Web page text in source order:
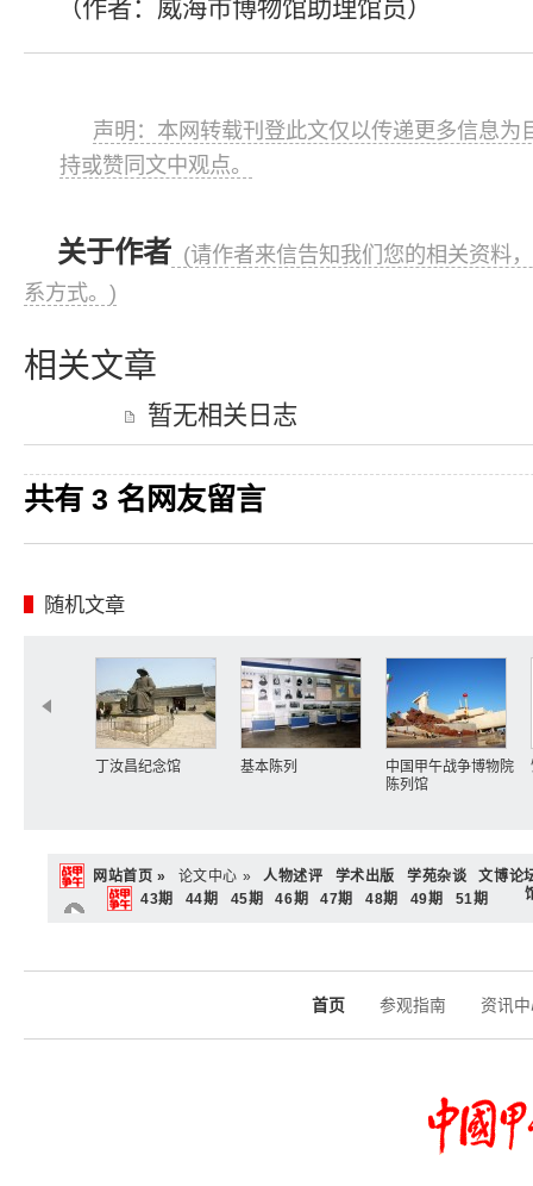
（作者：威海市博物馆助理馆员）
声明：本网转载刊登此文仅以传递更多信息为
持或赞同文中观点。
关于作者 (请作者来信告知我们您的相关资料，
系方式。)
相关文章
暂无相关日志
共有 3 名网友留言
随机文章
丁汝昌纪念馆 基本陈列
中国甲午战争博物院
陈列馆
网站首页 » 论文中心 » 人物述评 学术出版 学苑杂谈
文博论
43期 44期 45期 46期 47期 48期 49期 51期
首页 参观指南 资讯